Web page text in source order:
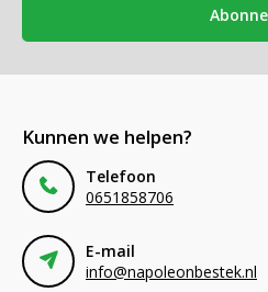
Kunnen we helpen?
Telefoon
0651858706
E-mail
info@napoleonbestek.nl